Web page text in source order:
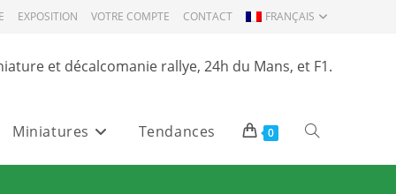
EXPOSITION VOTRE COMPTE CONTACT FRANÇAIS
et décalcomanie rallye, 24h du Mans, et F1.
Miniatures Tendances 0 Toggle